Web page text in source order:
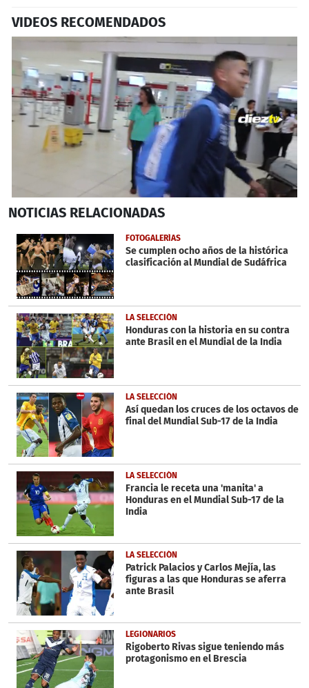
VIDEOS RECOMENDADOS
seconds
36
seconds
NOTICIAS RELACIONADAS
FOTOGALERÍAS
Se cumplen ocho años de la histórica
clasificación al Mundial de Sudáfrica
LA SELECCIÓN
Honduras con la historia en su contra
ante Brasil en el Mundial de la India
LA SELECCIÓN
Así quedan los cruces de los octavos de
final del Mundial Sub-17 de la India
LA SELECCIÓN
Francia le receta una 'manita' a
Honduras en el Mundial Sub-17 de la
India
LA SELECCIÓN
Patrick Palacios y Carlos Mejía, las
figuras a las que Honduras se aferra
ante Brasil
LEGIONARIOS
Rigoberto Rivas sigue teniendo más
protagonismo en el Brescia